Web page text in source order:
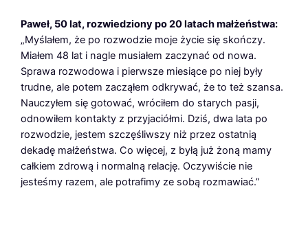
Paweł, 50 lat, rozwiedziony po 20 latach małżeństwa:
„Myślałem, że po rozwodzie moje życie się skończy.
Miałem 48 lat i nagle musiałem zaczynać od nowa.
Sprawa rozwodowa i pierwsze miesiące po niej były
trudne, ale potem zacząłem odkrywać, że to też szansa.
Nauczyłem się gotować, wróciłem do starych pasji,
odnowiłem kontakty z przyjaciółmi. Dziś, dwa lata po
rozwodzie, jestem szczęśliwszy niż przez ostatnią
dekadę małżeństwa. Co więcej, z byłą już żoną mamy
całkiem zdrową i normalną relację. Oczywiście nie
jesteśmy razem, ale potrafimy ze sobą rozmawiać.”